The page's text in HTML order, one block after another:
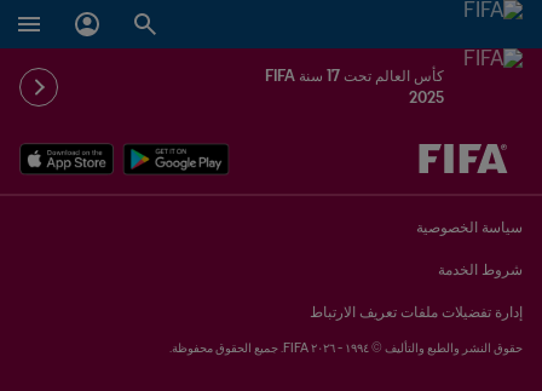
كأس العالم تحت 17 سنة FIFA
2025
يُحدَّد لاحقاً ضد يُحدَّد لاحقاً
سياسة الخصوصية
شروط الخدمة
إدارة تفضيلات ملفات تعريف الارتباط
حقوق النشر والطبع والتأليف © ١٩٩٤ - ٢٠٢٦ FIFA. جميع الحقوق محفوظة.